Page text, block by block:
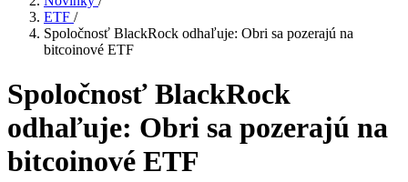
ETF /
Spoločnosť BlackRock odhaľuje: Obri sa pozerajú na
bitcoinové ETF
Spoločnosť BlackRock
odhaľuje: Obri sa pozerajú na
bitcoinové ETF